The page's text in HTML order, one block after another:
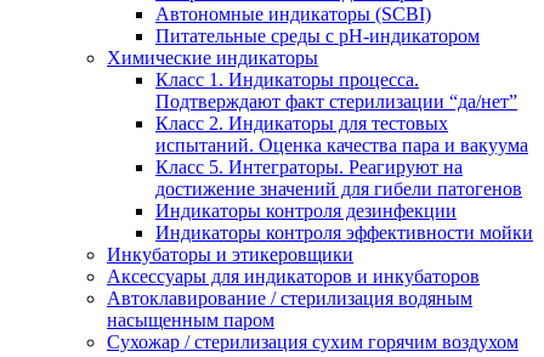
Автономные индикаторы (SCBI)
Питательные среды с рН-индикатором
Химические индикаторы
Класс 1. Индикаторы процесса.
Подтверждают факт стерилизации “да/нет”
Класс 2. Индикаторы для тестовых
испытаний. Оценка качества пара и вакуума
Класс 5. Интеграторы. Реагируют на
достижение значений для гибели патогенов
Индикаторы контроля дезинфекции
Индикаторы контроля эффективности мойки
Инкубаторы и этикеровщики
Аксессуары для индикаторов и инкубаторов
Автоклавирование / стерилизация водяным
насыщенным паром
Сухожар / стерилизация сухим горячим воздухом